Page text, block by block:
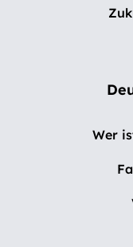
Wer